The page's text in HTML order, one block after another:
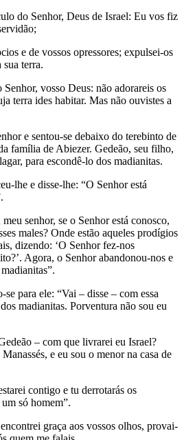
do Senhor, Deus de Israel: Eu vos fiz
e de vossos opressores; expulsei-os
sua terra.
Senhor, vosso Deus: não adorareis os
terra ides habitar. Mas não ouvistes a
e sentou-se debaixo do terebinto de
família de Abiezer. Gedeão, seu filho,
para escondê-lo dos madia­nitas.
lhe e disse-lhe: “O Senhor está
senhor, se o Senhor está conos­co,
males? Onde estão aqueles prodígios
dizendo: ‘O Senhor fez-nos
Agora, o Senhor abandonou-nos e
para ele: “Vai – disse – com essa
madianitas. Porventura não sou eu
– com que livrarei eu Israel?
e eu sou o menor na casa de
con­tigo e tu derrotarás os
só homem”.
graça aos vossos olhos, provai-